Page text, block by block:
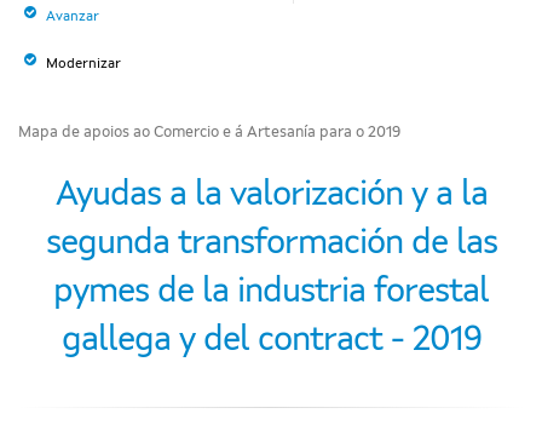
Avanzar
Modernizar
Mapa de apoios ao Comercio e á Artesanía para o 2019
Ayudas a la valorización y a la
segunda transformación de las
pymes de la industria forestal
gallega y del contract - 2019